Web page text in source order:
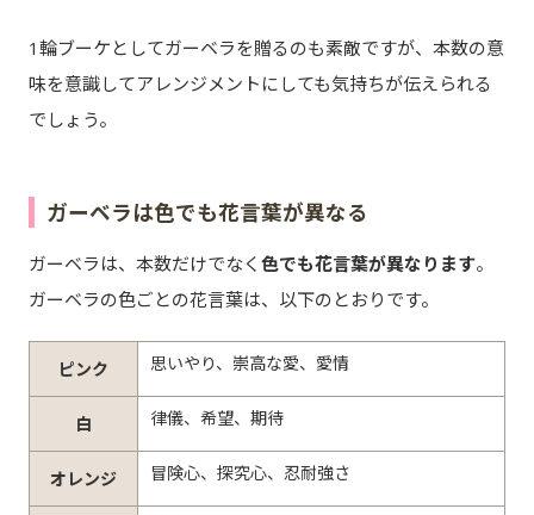
1輪ブーケとしてガーベラを贈るのも素敵ですが、本数の意
味を意識してアレンジメントにしても気持ちが伝えられる
でしょう。
ガーベラは色でも花言葉が異なる
ガーベラは、本数だけでなく 色でも花言葉が異なります。
ガーベラの色ごとの花言葉は、以下のとおりです。
ピンク 思いやり、崇高な愛、愛情
白 律儀、希望、期待
オレンジ 冒険心、探究心、忍耐強さ